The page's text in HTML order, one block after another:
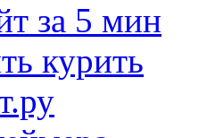
за 5 мин
курить